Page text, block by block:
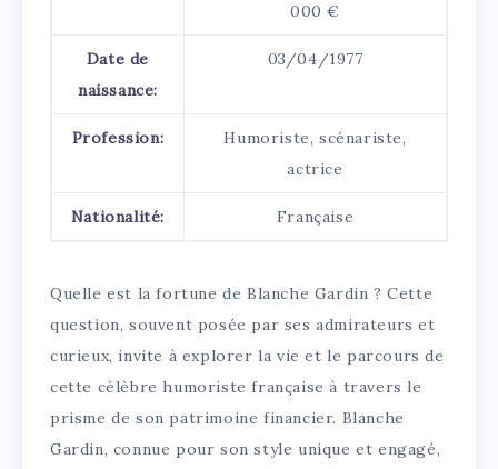
000 €
Date de
naissance:
03/04/1977
Profession:
Humoriste, scénariste,
actrice
Nationalité: Française
Quelle est la fortune de Blanche Gardin ? Cette
question, souvent posée par ses admirateurs et
curieux, invite à explorer la vie et le parcours de
cette célèbre humoriste française à travers le
prisme de son patrimoine financier. Blanche
Gardin, connue pour son style unique et engagé,